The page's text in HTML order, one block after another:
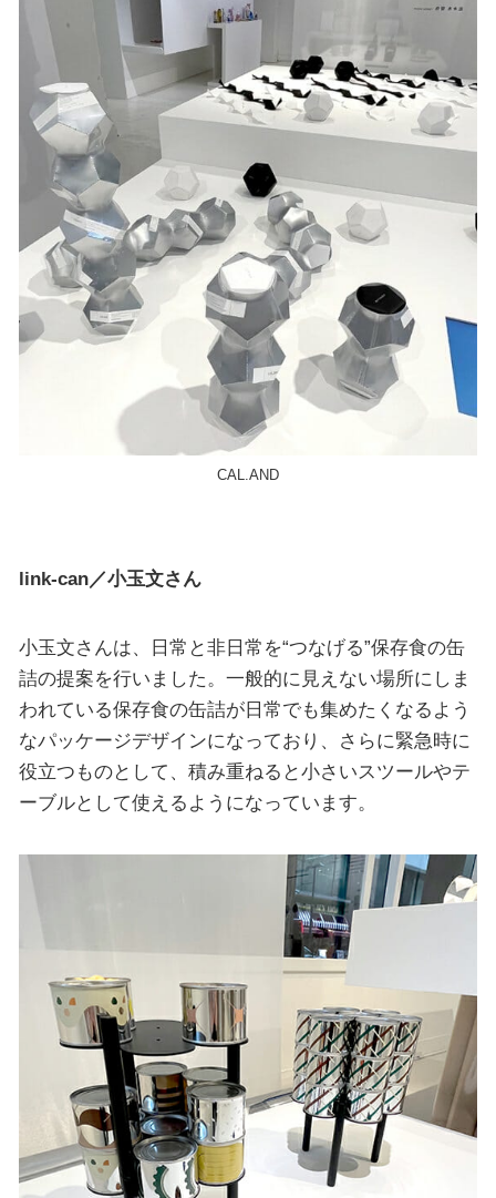
CAL.AND
link-can／小玉文さん
小玉文さんは、日常と非日常を“つなげる”保存食の缶
詰の提案を行いました。一般的に見えない場所にしま
われている保存食の缶詰が日常でも集めたくなるよう
なパッケージデザインになっており、さらに緊急時に
役立つものとして、積み重ねると小さいスツールやテ
ーブルとして使えるようになっています。